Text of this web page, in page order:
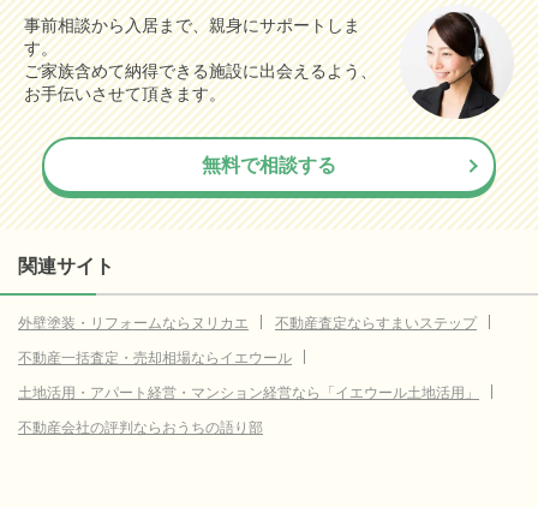
事前相談から入居まで、親身にサポートしま
す。
ご家族含めて納得できる施設に出会えるよう、
お手伝いさせて頂きます。
無料で相談する
関連サイト
外壁塗装・リフォームならヌリカエ
不動産査定ならすまいステップ
不動産一括査定・売却相場ならイエウール
土地活用・アパート経営・マンション経営なら「イエウール土地活用」
不動産会社の評判ならおうちの語り部